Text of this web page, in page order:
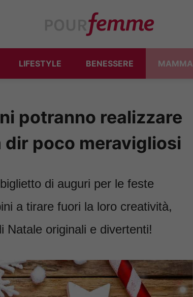
LIFESTYLE BENESSERE MAMMA
potranno realizzare
poco meravigliosi
di auguri per le feste
a tirare fuori la loro creatività,
Natale originali e divertenti!